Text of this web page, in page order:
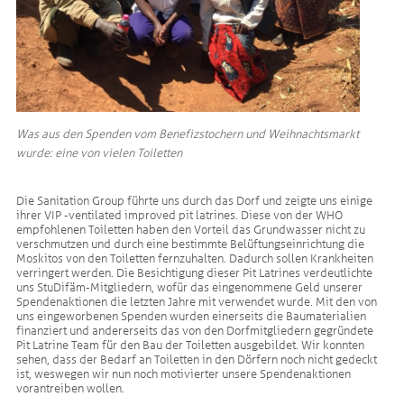
Was aus den Spenden vom Benefizstochern und Weihnachtsmarkt
wurde: eine von vielen Toiletten
Die Sanitation Group führte uns durch das Dorf und zeigte uns einige
ihrer VIP -ventilated improved pit latrines. Diese von der WHO
empfohlenen Toiletten haben den Vorteil das Grundwasser nicht zu
verschmutzen und durch eine bestimmte Belüftungseinrichtung die
Moskitos von den Toiletten fernzuhalten. Dadurch sollen Krankheiten
verringert werden. Die Besichtigung dieser Pit Latrines verdeutlichte
uns StuDifäm-Mitgliedern, wofür das eingenommene Geld unserer
Spendenaktionen die letzten Jahre mit verwendet wurde. Mit den von
uns eingeworbenen Spenden wurden einerseits die Baumaterialien
finanziert und andererseits das von den Dorfmitgliedern gegründete
Pit Latrine Team für den Bau der Toiletten ausgebildet. Wir konnten
sehen, dass der Bedarf an Toiletten in den Dörfern noch nicht gedeckt
ist, weswegen wir nun noch motivierter unsere Spendenaktionen
vorantreiben wollen.